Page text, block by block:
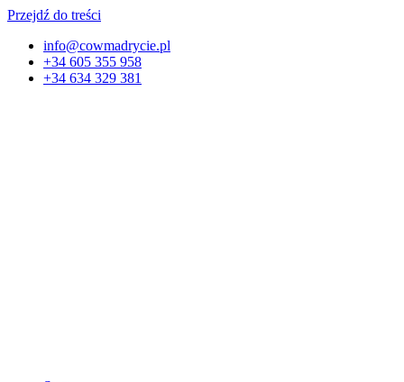
Przejdź do treści
info@cowmadrycie.pl
+34 605 355 958
+34 634 329 381​